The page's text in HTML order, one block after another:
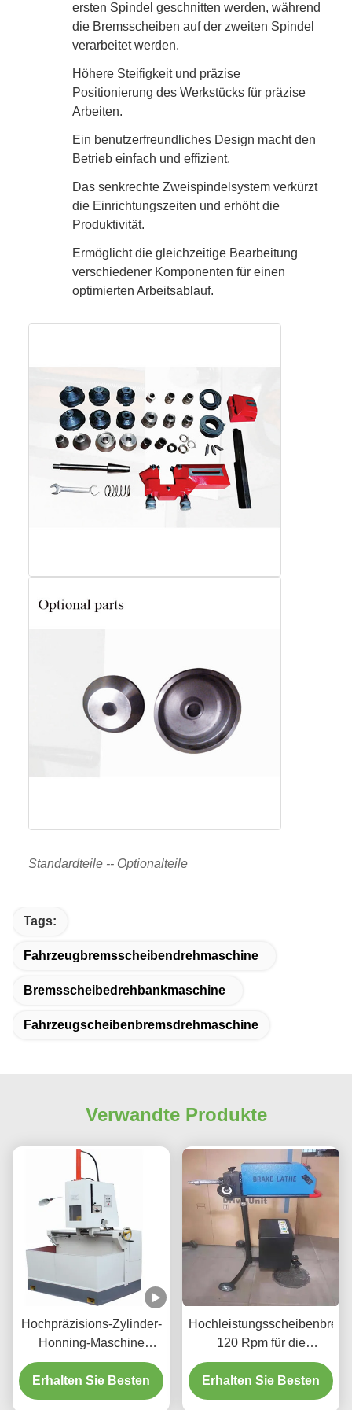
ersten Spindel geschnitten werden, während
die Bremsscheiben auf der zweiten Spindel
verarbeitet werden.
Höhere Steifigkeit und präzise
Positionierung des Werkstücks für präzise
Arbeiten.
Ein benutzerfreundliches Design macht den
Betrieb einfach und effizient.
Das senkrechte Zweispindelsystem verkürzt
die Einrichtungszeiten und erhöht die
Produktivität.
Ermöglicht die gleichzeitige Bearbeitung
verschiedener Komponenten für einen
optimierten Arbeitsablauf.
Standardteile -- Optionalteile
Tags:
Fahrzeugbremsscheibendrehmaschine
Bremsscheibedrehbankmaschine
Fahrzeugscheibenbremsdrehmaschine
Verwandte Produkte
Hochpräzisions-Zylinder-
Honning-Maschine
1.1/1.5kw für Fahrzeuge
Zylinder
Erhalten Sie Besten
120 Rpm für die
Fahrzeugwartung T2009
Erhalten Sie Besten